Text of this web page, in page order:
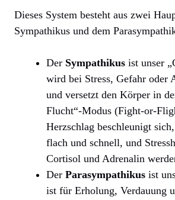
Dieses System besteht aus zwei
Sympathikus und dem
Der Sympathikus ist unser
wird bei Stress, Gefahr oder
und versetzt den Körper in
Flucht“-Modus (Fight-or-
Herzschlag beschleunigt
flach und schnell, und
Cortisol und Adrenalin
Der Parasympathikus ist
ist für Erholung, Verdauung